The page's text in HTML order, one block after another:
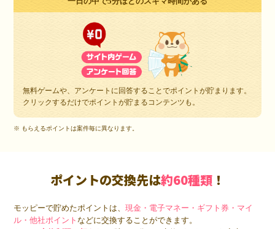
無料ゲームや、アンケートに回答することでポイントが貯まります。
クリックするだけでポイントが貯まるコンテンツも。
※ もらえるポイントは案件毎に異なります。
ポイントの交換先は約60種類 ！
モッピーで貯めたポイントは、現金・電子マネー・ギフト券・マイ
ル・他社ポイントなどに交換することができます。